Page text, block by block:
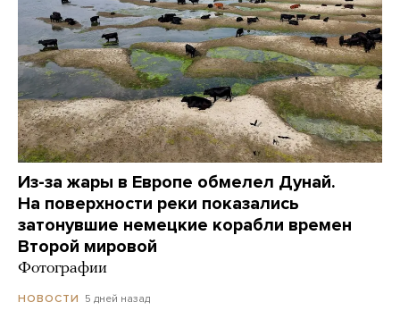
Из-за жары в Европе обмелел Дунай.
На поверхности реки показались
затонувшие немецкие корабли времен
Второй мировой
Фотографии
НОВОСТИ 5 дней назад